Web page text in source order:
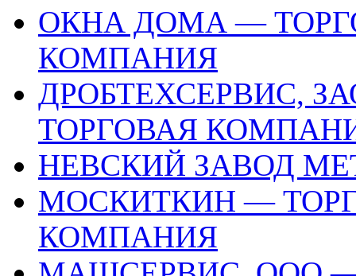
ОКНА ДОМА —
КОМПАНИЯ
ДРОБТЕХСЕРВИС,
ТОРГОВАЯ
НЕВСКИЙ ЗАВОД
МОСКИТКИН —
КОМПАНИЯ